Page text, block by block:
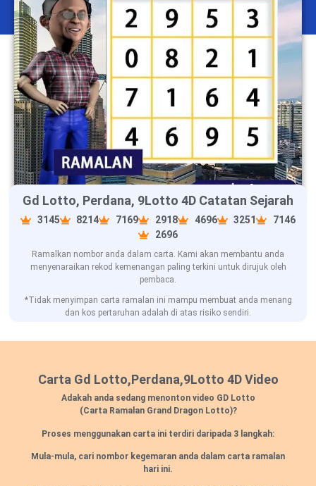
Gd Lotto, Perdana, 9Lotto 4D Catatan Sejarah
3145 8214 7169 2918 4696 3251
7146
2696
Ramalkan nombor anda dalam carta. Kami akan membantu anda
menyenaraikan rekod kemenangan paling terkini untuk dirujuk oleh
pembaca.
*Tidak menyimpan carta ramalan ini mampu membuat anda menang
dan kos pertaruhan adalah di atas risiko sendiri.
Carta Gd Lotto,Perdana,9Lotto 4D Video
Adakah anda sedang menonton video GD Lotto
(Carta Ramalan Grand Dragon Lotto)?
Proses menggunakan carta ini terdiri daripada 3 langkah:
Mula-mula, cari nombor kegemaran anda dalam carta ramalan
hari ini.